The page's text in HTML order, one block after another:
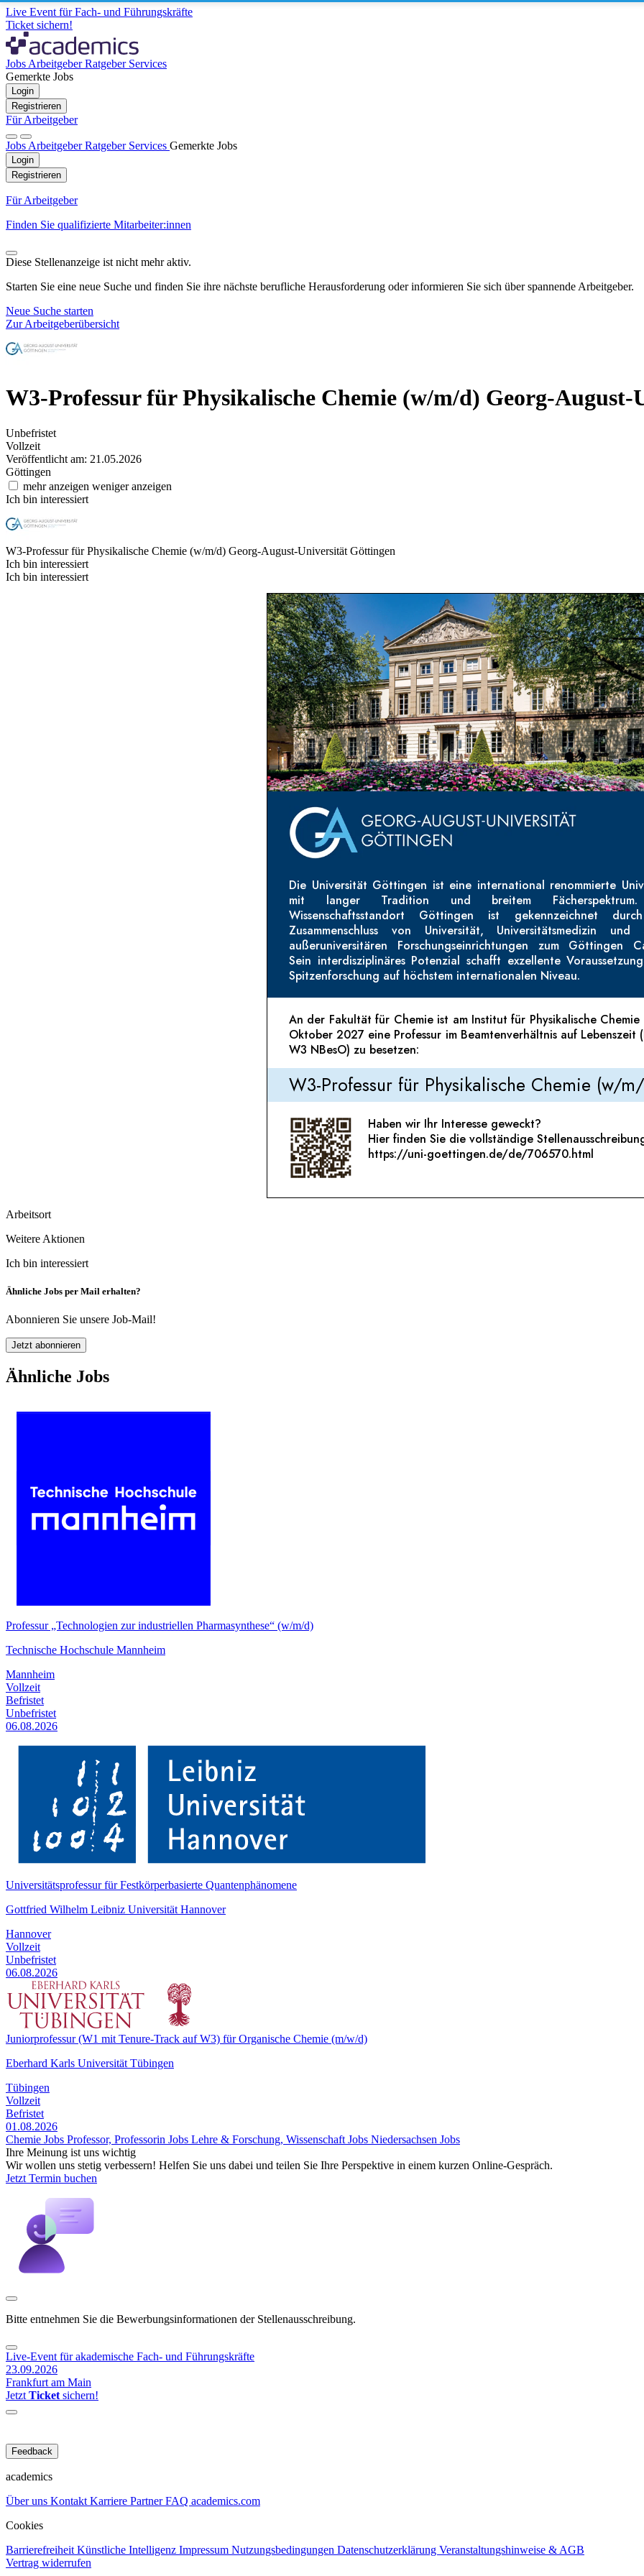
Live Event für Fach- und Führungskräfte
Ticket sichern!
Jobs ArbeitgeberRatgeber Services
Gemerkte Jobs
Login
Registrieren
Für Arbeitgeber
Jobs ArbeitgeberRatgeber Services Gemerkte Jobs
Login
Registrieren
Für Arbeitgeber
Finden Sie qualifizierte Mitarbeiter:innen
Diese Stellenanzeige ist nicht mehr aktiv.
Starten Sie eine neue Suche und finden Sie ihre nächste berufliche Herausforderung oder informieren Sie sich über spannende Arbeitgeber.
Neue Suche starten
Zur Arbeitgeberübersicht
W3-Professur für Physikalische Chemie (w/m/d) Georg-August-
Unbefristet
Vollzeit
Veröffentlicht am: 21.05.2026
Göttingen
mehr anzeigen weniger anzeigen
Ich bin interessiert
W3-Professur für Physikalische Chemie (w/m/d) Georg-August-Universität Göttingen
Ich bin interessiert
Ich bin interessiert
Die Universität Göttingen ist eine international renommierte
mit langer Tradition und breitem
Wissenschaftsstandort Göttingen ist gekennzeichnet
Zusammenschluss von Universität, Universitätsmedizin und
außeruniversitären Forschungseinrichtungen zum Göttingen
Sein interdisziplinäres Potenzial schafft exzellente
Spitzenforschung auf höchstem internationalen Niveau.
An der Fakultät für Chemie ist am Institut für Physikalische Chemie
Oktober 2027 eine Professur im Beamtenverhältnis auf Lebenszeit
W3 NBesO) zu besetzen:
W3-Professur für Physikalische Chemie (w/
Haben wir Ihr Interesse geweckt?
Hier finden Sie die vollständige
https://uni-goettingen.de/de/706570.html
Arbeitsort
Weitere Aktionen
Ich bin interessiert
Ähnliche Jobs per Mail erhalten?
Abonnieren Sie unsere Job-Mail!
Jetzt abonnieren
Ähnliche Jobs
Professur „Technologien zur industriellen Pharmasynthese“ (w/m/d)
Technische Hochschule Mannheim
Mannheim
Vollzeit
Befristet
Unbefristet
06.08.2026
Universitätsprofessur für Festkörperbasierte Quantenphänomene
Gottfried Wilhelm Leibniz Universität Hannover
Hannover
Vollzeit
Unbefristet
06.08.2026
Juniorprofessur (W1 mit Tenure-Track auf W3) für Organische Chemie (m/w/d)
Eberhard Karls Universität Tübingen
Tübingen
Vollzeit
Befristet
01.08.2026
Chemie Jobs Professor, Professorin Jobs Lehre & Forschung, Wissenschaft Jobs Niedersachsen Jobs
Ihre Meinung ist uns wichtig
Wir wollen uns stetig verbessern! Helfen Sie uns dabei und teilen Sie Ihre Perspektive in einem kurzen Online-Gespräch.
Jetzt Termin buchen
Bitte entnehmen Sie die Bewerbungsinformationen der Stellenausschreibung.
Live-Event für akademische Fach- und Führungskräfte
23.09.2026
Frankfurt am Main
Jetzt Ticket sichern!
Feedback
academics
Über uns Kontakt Karriere PartnerFAQ academics.com
Cookies
Barrierefreiheit Künstliche Intelligenz Impressum Nutzungsbedingungen Datenschutzerklärung Veranstaltungshinweise & AGB
Vertrag widerrufen